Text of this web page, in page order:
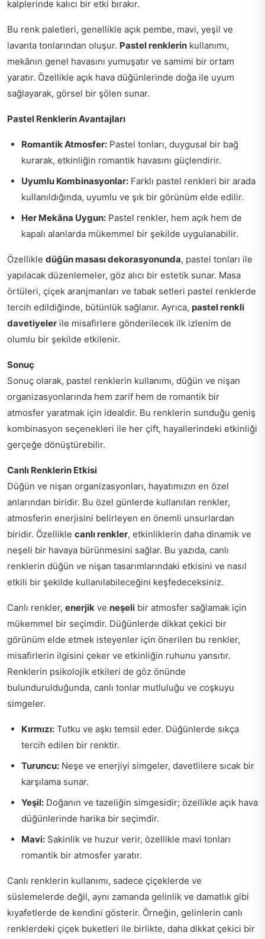
kalplerinde kalıcı bir etki bırakır.
Bu renk paletleri, genellikle açık pembe, mavi, yeşil ve
lavanta tonlarından oluşur. Pastel renklerin kullanımı,
mekânın genel havasını yumuşatır ve samimi bir ortam
yaratır. Özellikle açık hava düğünlerinde doğa ile uyum
sağlayarak, görsel bir şölen sunar.
Pastel Renklerin Avantajları
Romantik Atmosfer: Pastel tonları, duygusal bir bağ
kurarak, etkinliğin romantik havasını güçlendirir.
Uyumlu Kombinasyonlar: Farklı pastel renkleri bir arada
kullanıldığında, uyumlu ve şık bir görünüm elde edilir.
Her Mekâna Uygun: Pastel renkler, hem açık hem de
kapalı alanlarda mükemmel bir şekilde uygulanabilir.
Özellikle düğün masası dekorasyonunda, pastel tonları ile
yapılacak düzenlemeler, göz alıcı bir estetik sunar. Masa
örtüleri, çiçek aranjmanları ve tabak setleri pastel renklerde
tercih edildiğinde, bütünlük sağlanır. Ayrıca, pastel renkli
davetiyeler ile misafirlere gönderilecek ilk izlenim de
olumlu bir şekilde etkilenir.
Sonuç
Sonuç olarak, pastel renklerin kullanımı, düğün ve nişan
organizasyonlarında hem zarif hem de romantik bir
atmosfer yaratmak için idealdir. Bu renklerin sunduğu geniş
kombinasyon seçenekleri ile her çift, hayallerindeki etkinliği
gerçeğe dönüştürebilir.
Canlı Renklerin Etkisi
Düğün ve nişan organizasyonları, hayatımızın en özel
anlarından biridir. Bu özel günlerde kullanılan renkler,
atmosferin enerjisini belirleyen en önemli unsurlardan
biridir. Özellikle canlı renkler, etkinliklerin daha dinamik ve
neşeli bir havaya bürünmesini sağlar. Bu yazıda, canlı
renklerin düğün ve nişan tasarımlarındaki etkisini ve nasıl
etkili bir şekilde kullanılabileceğini keşfedeceksiniz.
Canlı renkler, enerjik ve neşeli bir atmosfer sağlamak için
mükemmel bir seçimdir. Düğünlerde dikkat çekici bir
görünüm elde etmek isteyenler için önerilen bu renkler,
misafirlerin ilgisini çeker ve etkinliğin ruhunu yansıtır.
Renklerin psikolojik etkileri de göz önünde
bulundurulduğunda, canlı tonlar mutluluğu ve coşkuyu
simgeler.
Kırmızı: Tutku ve aşkı temsil eder. Düğünlerde sıkça
tercih edilen bir renktir.
Turuncu: Neşe ve enerjiyi simgeler, davetlilere sıcak bir
karşılama sunar.
Yeşil: Doğanın ve tazeliğin simgesidir; özellikle açık hava
düğünlerinde harika bir seçimdir.
Mavi: Sakinlik ve huzur verir, özellikle mavi tonları
romantik bir atmosfer yaratır.
Canlı renklerin kullanımı, sadece çiçeklerde ve
süslemelerde değil, aynı zamanda gelinlik ve damatlık gibi
kıyafetlerde de kendini gösterir. Örneğin, gelinlerin canlı
renklerdeki çiçek buketleri ile birlikte, daha dikkat çekici bir